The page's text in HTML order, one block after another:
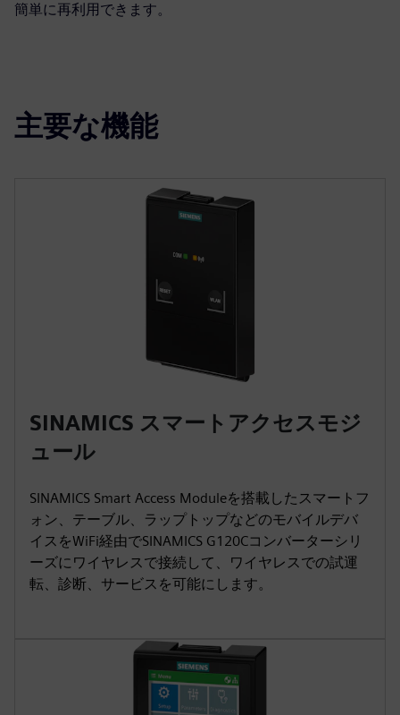
簡単に再利用できます。
主要な機能
SINAMICS スマートアクセスモジ
ュール
SINAMICS Smart Access Moduleを搭載したスマートフ
ォン、テーブル、ラップトップなどのモバイルデバ
イスをWiFi経由でSINAMICS G120Cコンバーターシリ
ーズにワイヤレスで接続して、ワイヤレスでの試運
転、診断、サービスを可能にします。